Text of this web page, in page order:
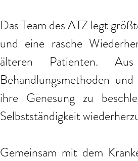
Das Team des ATZ legt
und eine rasche
älteren Patienten.
Behandlungsmethoden
ihre Genesung zu
Selbstständigkeit
Gemeinsam mit dem